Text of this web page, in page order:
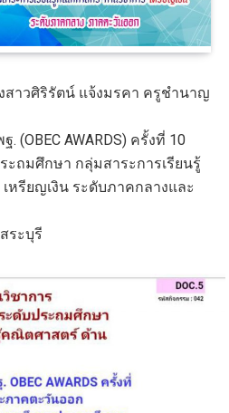
าวศิริรัตน์ แจ้งมรคา ครูชำนาญ
(OBEC AWARDS) ครั้งที่ 10
ะถมศึกษา กลุ่มสาระการเรียนรู้
หรียญเงิน ระดับภาคกลางและ
ระบุรี